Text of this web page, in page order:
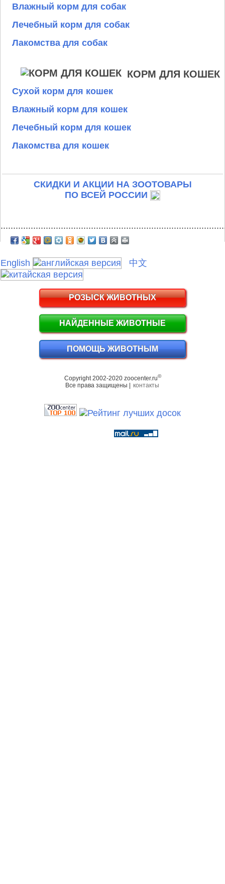
Влажный корм для собак
Лечебный корм для собак
Лакомства для собак
КОРМ ДЛЯ КОШЕК
Сухой корм для кошек
Влажный корм для кошек
Лечебный корм для кошек
Лакомства для кошек
СКИДКИ И АКЦИИ НА ЗООТОВАРЫ
ПО ВСЕЙ РОССИИ
English 中文
РОЗЫСК ЖИВОТНЫХ
НАЙДЕННЫЕ ЖИВОТНЫЕ
ПОМОЩЬ ЖИВОТНЫМ
Copyright 2002-2020 zoocenter.ru©
Все права защищены | контакты